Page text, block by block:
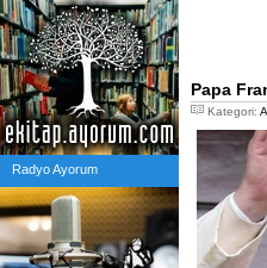
Radyo Ayorum
Papa
Kategori: